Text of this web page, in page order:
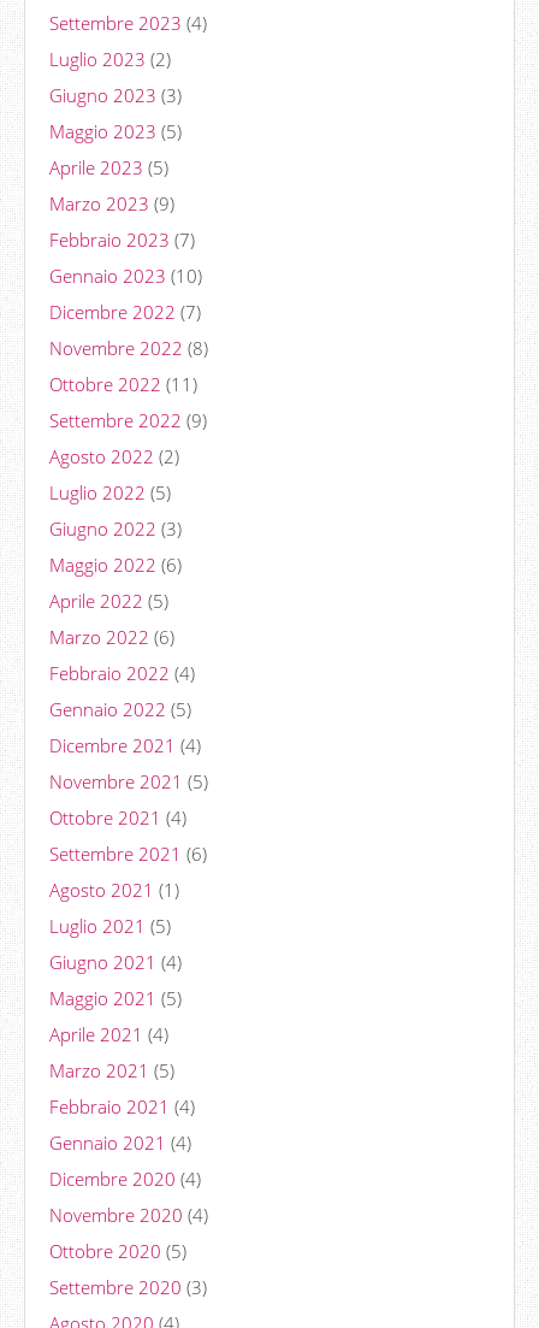
Settembre 2023 (4)
Luglio 2023 (2)
Giugno 2023 (3)
Maggio 2023 (5)
Aprile 2023 (5)
Marzo 2023 (9)
Febbraio 2023 (7)
Gennaio 2023 (10)
Dicembre 2022 (7)
Novembre 2022 (8)
Ottobre 2022 (11)
Settembre 2022 (9)
Agosto 2022 (2)
Luglio 2022 (5)
Giugno 2022 (3)
Maggio 2022 (6)
Aprile 2022 (5)
Marzo 2022 (6)
Febbraio 2022 (4)
Gennaio 2022 (5)
Dicembre 2021 (4)
Novembre 2021 (5)
Ottobre 2021 (4)
Settembre 2021 (6)
Agosto 2021 (1)
Luglio 2021 (5)
Giugno 2021 (4)
Maggio 2021 (5)
Aprile 2021 (4)
Marzo 2021 (5)
Febbraio 2021 (4)
Gennaio 2021 (4)
Dicembre 2020 (4)
Novembre 2020 (4)
Ottobre 2020 (5)
Settembre 2020 (3)
Agosto 2020 (4)